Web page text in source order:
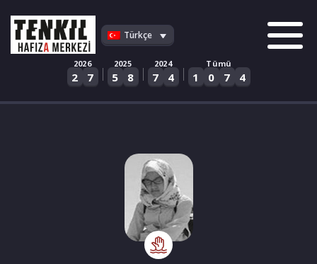
content
Türkçe
2026
2 7 |
2025
5 8 |
2024
7 4 |
Tümü
1 0 7 4